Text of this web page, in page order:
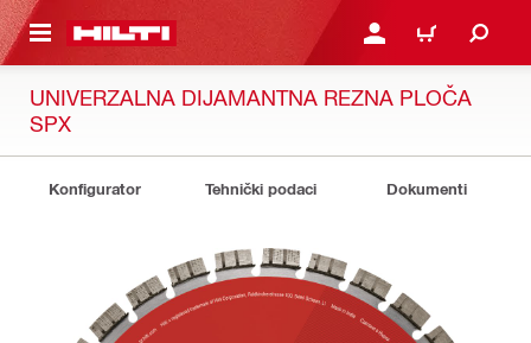
GLAVNI SADRŽAJ PRIJAVI SE ILI SE
KOŠARICA
UNIVERZALNA DIJAMANTNA REZNA PLOČA
SPX
Konfigurator Tehnički podaci Dokumenti